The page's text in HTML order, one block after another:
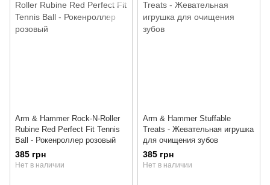
Arm & Hammer Rock-N-Roller
Rubine Red Perfect Fit Tennis
Ball - Рокенроллер розовый
385 грн
Нет в наличии
Arm & Hammer Stuffable
Treats - Жевательная игрушка
для очищения зубов
385 грн
Нет в наличии